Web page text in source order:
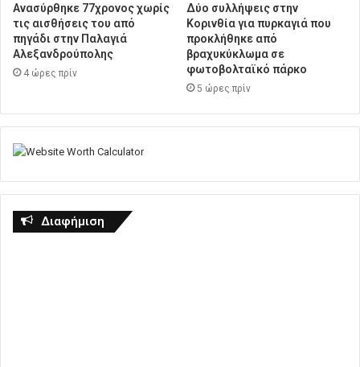
Ανασύρθηκε 77χρονος χωρίς
τις αισθήσεις του από
πηγάδι στην Παλαγιά
Αλεξανδρούπολης
4 ώρες πρίν
Δύο συλλήψεις στην
Κορινθία για πυρκαγιά που
προκλήθηκε από
βραχυκύκλωμα σε
φωτοβολταϊκό πάρκο
5 ώρες πρίν
Διαφήμιση